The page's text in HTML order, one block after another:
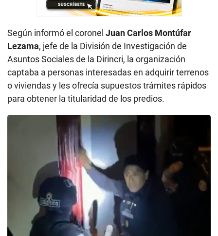
Según informó el coronel Juan Carlos Montúfar
Lezama, jefe de la División de Investigación de
Asuntos Sociales de la Dirincri, la organización
captaba a personas interesadas en adquirir terrenos
o viviendas y les ofrecía supuestos trámites rápidos
para obtener la titularidad de los predios.